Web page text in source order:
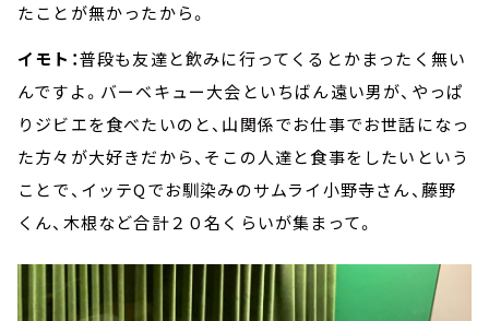
たことが無かったから。
イモト：普段も友達と飲みに行ってくるとかまったく無い
んですよ。バーベキュー大会といちばん遠い男が、やっぱ
りジビエを食べたいのと、山関係でお仕事でお世話になっ
た方々が大好きだから、そこの人達と食事をしたいという
ことで、イッテQでお馴染みのサムライ小野寺さん、藤野
くん、木根など合計２０名くらいが集まって。